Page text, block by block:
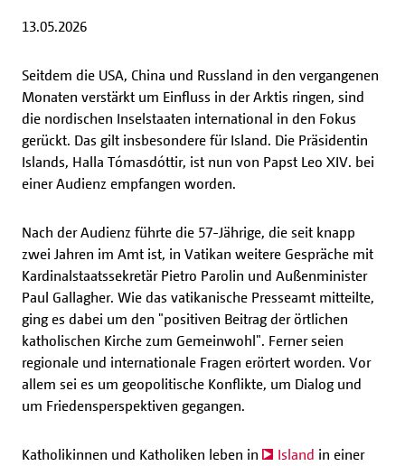
13.05.2026
Seitdem die USA, China und Russland in den vergangenen
Monaten verstärkt um Einfluss in der Arktis ringen, sind
die nordischen Inselstaaten international in den Fokus
gerückt. Das gilt insbesondere für Island. Die Präsidentin
Islands, Halla Tómasdóttir, ist nun von Papst Leo XIV. bei
einer Audienz empfangen worden.
Nach der Audienz führte die 57-Jährige, die seit knapp
zwei Jahren im Amt ist, in Vatikan weitere Gespräche mit
Kardinalstaatssekretär Pietro Parolin und Außenminister
Paul Gallagher. Wie das vatikanische Presseamt mitteilte,
ging es dabei um den "positiven Beitrag der örtlichen
katholischen Kirche zum Gemeinwohl". Ferner seien
regionale und internationale Fragen erörtert worden. Vor
allem sei es um geopolitische Konflikte, um Dialog und
um Friedensperspektiven gegangen.
Katholikinnen und Katholiken leben in Island in einer